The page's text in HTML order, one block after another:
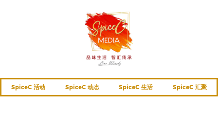
SpiceC 活动 SpiceC 动态 SpiceC 生活 SpiceC 汇聚